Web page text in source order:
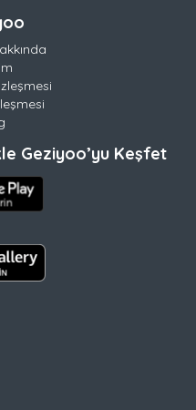
Geziyoo’yu Keşfet